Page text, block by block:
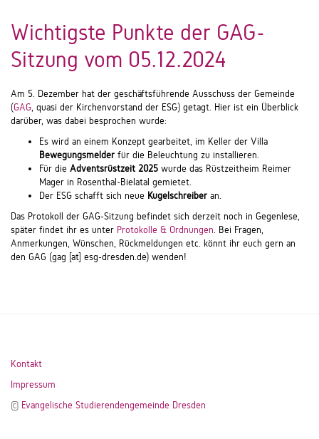
Wichtigste Punkte der GAG-
Sitzung vom 05.12.2024
Am 5. Dezember hat der geschäftsführende Ausschuss der Gemeinde
(GAG, quasi der Kirchenvorstand der ESG) getagt. Hier ist ein Überblick
darüber, was dabei besprochen wurde:
Es wird an einem Konzept gearbeitet, im Keller der Villa
Bewegungsmelder für die Beleuchtung zu installieren.
Für die Adventsrüstzeit 2025 wurde das Rüstzeitheim Reimer
Mager in Rosenthal-Bielatal gemietet.
Der ESG schafft sich neue Kugelschreiber an.
Das Protokoll der GAG-Sitzung befindet sich derzeit noch in Gegenlese,
später findet ihr es unter Protokolle & Ordnungen. Bei Fragen,
Anmerkungen, Wünschen, Rückmeldungen etc. könnt ihr euch gern an
den GAG (gag [at] esg-dresden.de) wenden!
Kontakt
Impressum
© Evangelische Studierendengemeinde Dresden